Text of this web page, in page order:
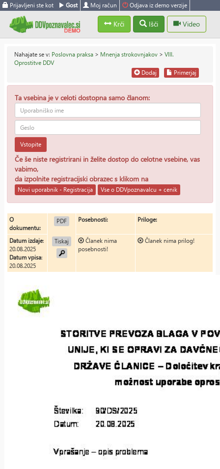
Prijavljeni ste kot Gost Moj račun Odjava iz demo verzije
Krči Išči Video
Nahajate se v: Poslovna praksa > Mnenja strokovnjakov > VIII.
Oprostitve DDV
Primerjaj
Dodaj
Ta vsebina je v celoti dostopna samo članom:
Vstopite
Če še niste registrirani in želite dostop do celotne vsebine, vas
vabimo,
da izpolnite registracijski obrazec s klikom na
Novi uporabnik - Registracija Vse o DDVpoznavalcu + cenik
O
dokumentu:
PDF
Tiskaj
Posebnosti: Priloge:
Datum izdaje:
20.08.2025
Datum vpisa:
20.08.2025
Članek nima
posebnosti!
Članek nima prilog!